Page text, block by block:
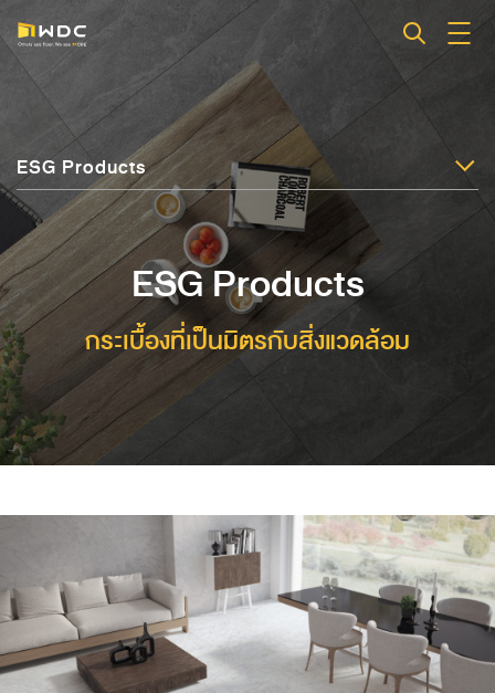
ESG Products
ESG Products
กระเบื้องที่เป็นมิตรกับสิ่งแวดล้อม